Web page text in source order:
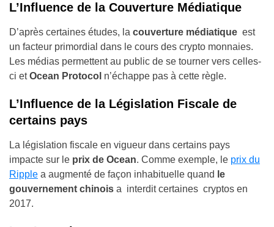
L’Influence de la Couverture Médiatique
D’après certaines études, la couverture médiatique est
un facteur primordial dans le cours des crypto monnaies.
Les médias permettent au public de se tourner vers celles-
ci etOcean Protocol n’échappe pas à cette règle.
L’Influence de la Législation Fiscale de
certains pays
La législation fiscale en vigueur dans certains pays
impacte sur le prix de Ocean. Comme exemple, le prix du
Ripple a augmenté de façon inhabituelle quand le
gouvernement chinois a interdit certaines cryptos en
2017.